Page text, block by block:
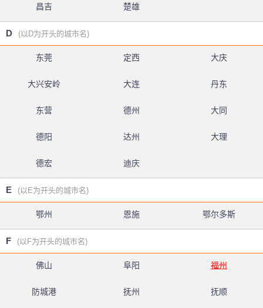
昌吉 楚雄
D (以D为开头的城市名)
东莞 定西 大庆
大兴安岭 大连 丹东
东营 德州 大同
德阳 达州 大理
德宏 迪庆
E (以E为开头的城市名)
鄂州 恩施 鄂尔多斯
F (以F为开头的城市名)
佛山 阜阳 福州
防城港 抚州 抚顺